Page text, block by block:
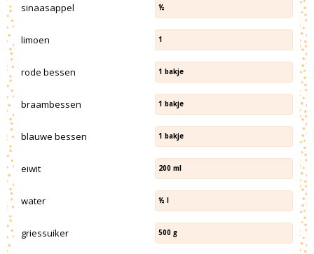
sinaasappel ½
limoen 1
rode bessen 1 bakje
braambessen 1 bakje
blauwe bessen 1 bakje
eiwit 200 ml
water ½ l
griessuiker 500 g